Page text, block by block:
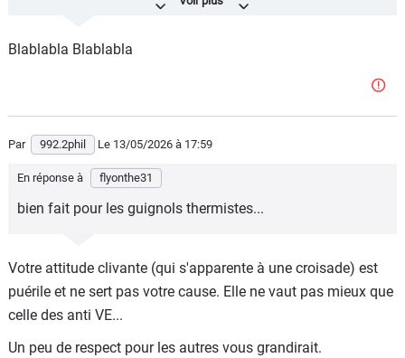
pensent pas comme lui. Après on s'étonne que le monde
"extrémistes" de tout et n'importe quoi, le monde ne peut
pas aller mieux. Rouler en électrique ne fait pas de toi une
Blablabla Blablabla
Par 992.2phil Le 13/05/2026 à 17:59
En réponse à flyonthe31
bien fait pour les guignols thermistes...
Votre attitude clivante (qui s'apparente à une croisade) est
puérile et ne sert pas votre cause. Elle ne vaut pas mieux que
celle des anti VE...
Un peu de respect pour les autres vous grandirait.